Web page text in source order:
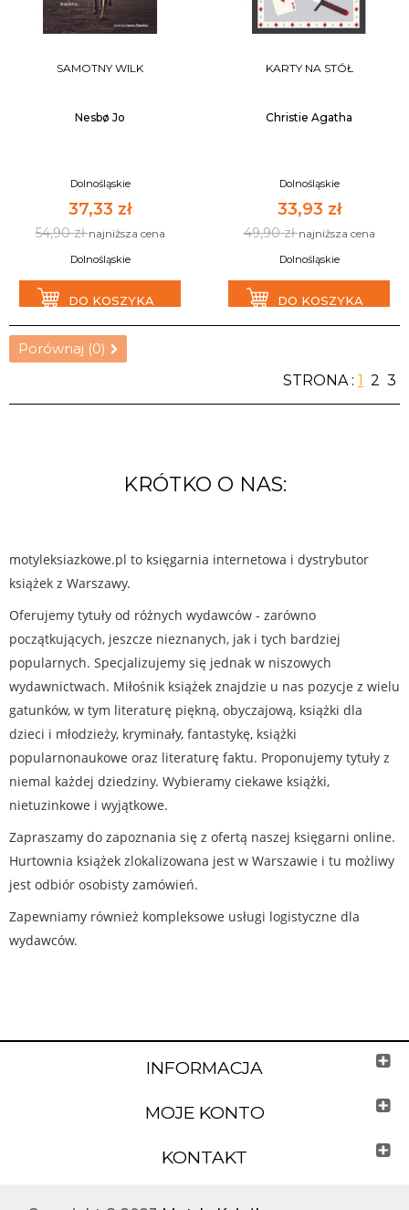
SAMOTNY WILK
Nesbø Jo
Dolnośląskie
37,33 zł
54,90 złnajniższa cena
Dolnośląskie
DO KOSZYKA
KARTY NA STÓŁ
Christie Agatha
Dolnośląskie
33,93 zł
49,90 złnajniższa cena
Dolnośląskie
DO KOSZYKA
Porównaj (0)
STRONA : 1 2 3
KRÓTKO O NAS:
motyleksiazkowe.pl to księgarnia internetowa i dystrybutor
książek z Warszawy.
Oferujemy tytuły od różnych wydawców - zarówno
początkujących, jeszcze nieznanych, jak i tych bardziej
popularnych. Specjalizujemy się jednak w niszowych
wydawnictwach. Miłośnik książek znajdzie u nas pozycje z wielu
gatunków, w tym literaturę piękną, obyczajową, książki dla
dzieci i młodzieży, kryminały, fantastykę, książki
popularnonaukowe oraz literaturę faktu. Proponujemy tytuły z
niemal każdej dziedziny. Wybieramy ciekawe książki,
nietuzinkowe i wyjątkowe.
Zapraszamy do zapoznania się z ofertą naszej księgarni online.
Hurtownia książek zlokalizowana jest w Warszawie i tu możliwy
jest odbiór osobisty zamówień.
Zapewniamy również kompleksowe usługi logistyczne dla
wydawców.
INFORMACJA
MOJE KONTO
KONTAKT